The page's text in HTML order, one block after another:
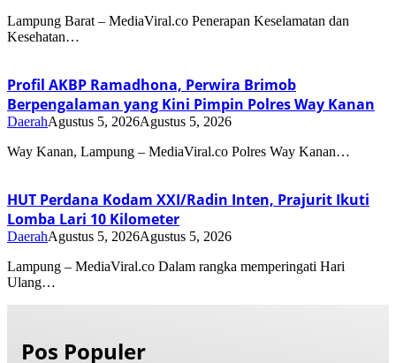
Lampung Barat – MediaViral.co Penerapan Keselamatan dan
Kesehatan…
Profil AKBP Ramadhona, Perwira Brimob
Berpengalaman yang Kini Pimpin Polres Way Kanan
DaerahAgustus 5, 2026Agustus 5, 2026
Way Kanan, Lampung – MediaViral.co Polres Way Kanan…
HUT Perdana Kodam XXI/Radin Inten, Prajurit Ikuti
Lomba Lari 10 Kilometer
DaerahAgustus 5, 2026Agustus 5, 2026
Lampung – MediaViral.co Dalam rangka memperingati Hari
Ulang…
Pos Populer